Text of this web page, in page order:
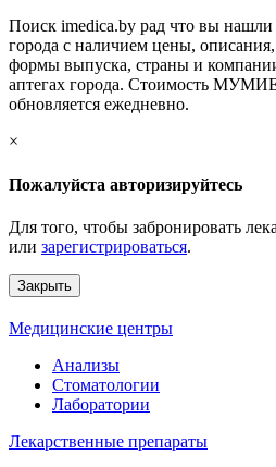
Поиск imedica.by рад что вы
города с наличием цены,
формы выпуска, страны и
аптегах города. Стоимость
обновляется ежедневно.
×
Пожалуйста авторизируйтесь
Для того, чтобы забронировать
или зарегистрироваться.
Закрыть
Медицинские центры
Анализы
Стоматологии
Лаборатории
Лекарственные препараты